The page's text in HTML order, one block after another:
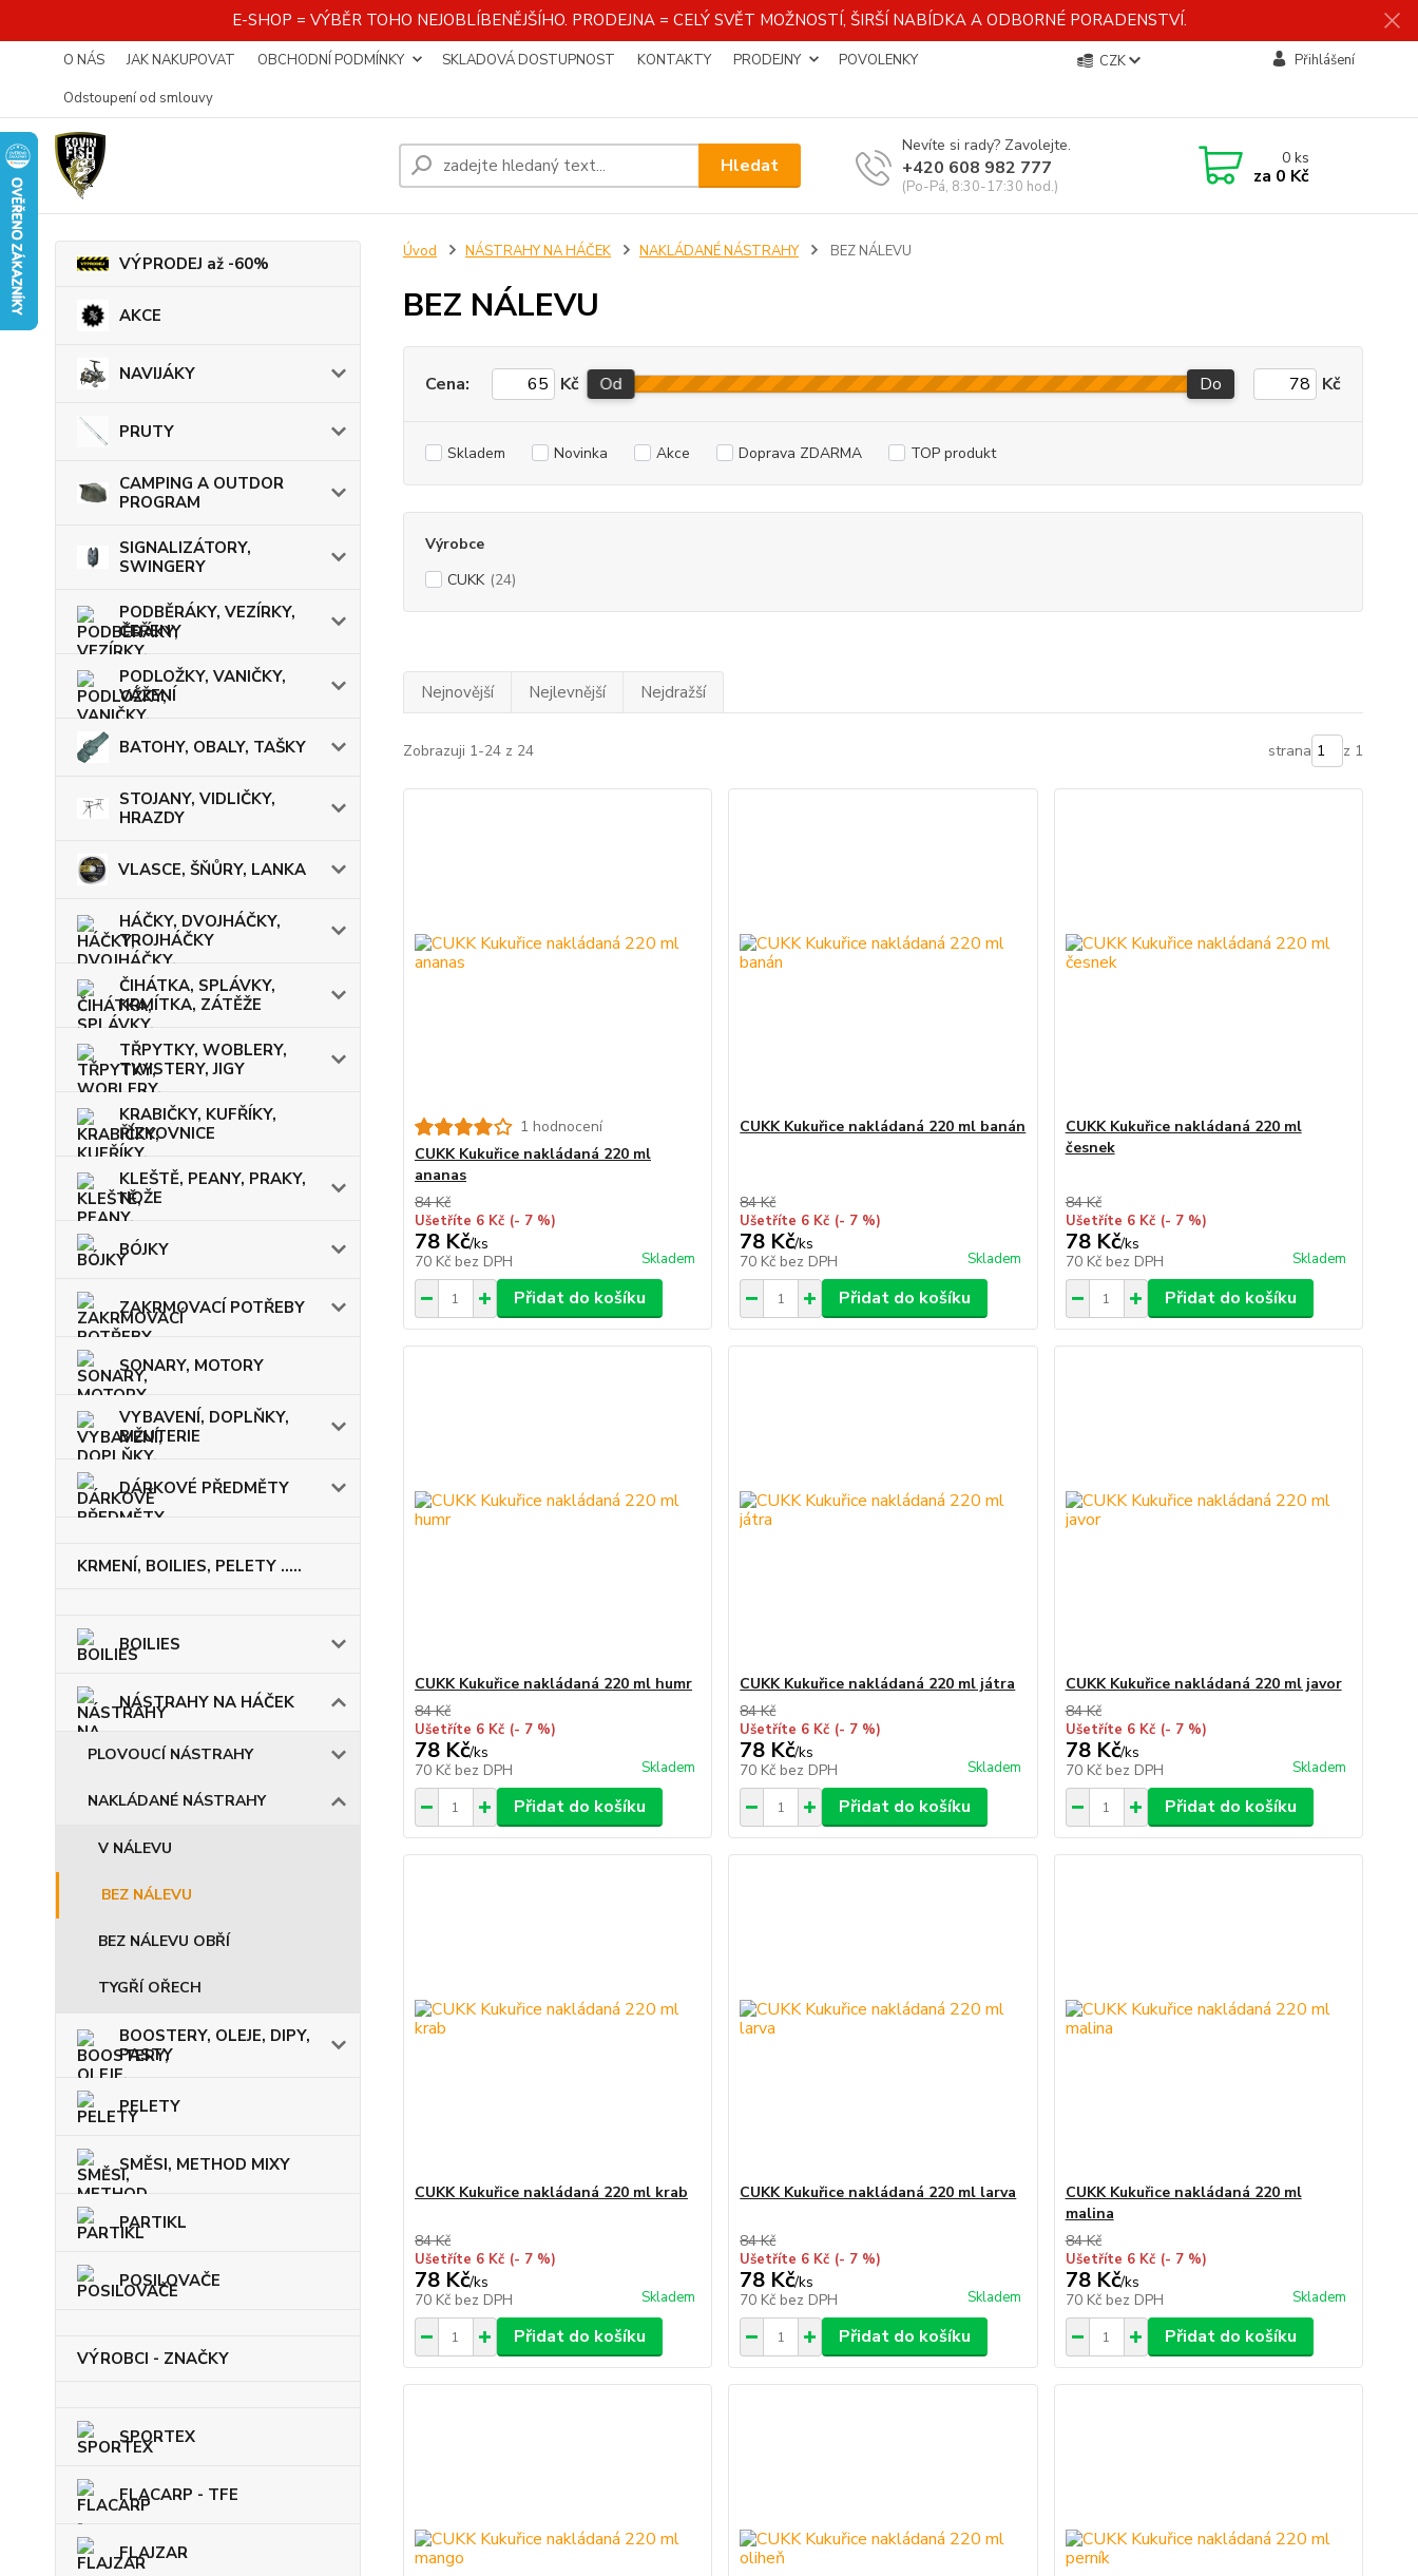
E-SHOP = VÝBĚR TOHO NEJOBLÍBENĚJŠÍHO. PRODEJNA = CELÝ SVĚT MOŽNOSTÍ, ŠIRŠÍ NABÍDKA A ODBORNÉ PORADENSTVÍ.
O NÁS JAK NAKUPOVAT OBCHODNÍ PODMÍNKY SKLADOVÁ DOSTUPNOST KONTAKTY PRODEJNY
POVOLENKY
Odstoupení od smlouvy
CZK Přihlášení
Hledat
Nevíte si rady? Zavolejte.
+420 608 982 777
(Po-Pá, 8:30-17:30 hod.)
0ks
za 0 Kč
VÝPRODEJ až -60%
AKCE
NAVIJÁKY
PRUTY
CAMPING A OUTDOR
PROGRAM
SIGNALIZÁTORY,
SWINGERY
PODBĚRÁKY, VEZÍRKY,
ČEŘENY
PODLOŽKY, VANIČKY,
VÁŽENÍ
BATOHY, OBALY, TAŠKY
STOJANY, VIDLIČKY,
HRAZDY
VLASCE, ŠŇŮRY, LANKA
HÁČKY, DVOJHÁČKY,
TROJHÁČKY
ČIHÁTKA, SPLÁVKY,
KRMÍTKA, ZÁTĚŽE
TŘPYTKY, WOBLERY,
TWISTERY, JIGY
KRABIČKY, KUFŘÍKY,
ŘÍZKOVNICE
KLEŠTĚ, PEANY, PRAKY,
NOŽE
BÓJKY
ZAKRMOVACÍ POTŘEBY
SONARY, MOTORY
VYBAVENÍ, DOPLŇKY,
BIŽUTERIE
DÁRKOVÉ PŘEDMĚTY
KRMENÍ, BOILIES, PELETY .....
BOILIES
NÁSTRAHY NA HÁČEK
PLOVOUCÍ NÁSTRAHY
NAKLÁDANÉ NÁSTRAHY
V NÁLEVU
BEZ NÁLEVU
BEZ NÁLEVU OBŘÍ
TYGŘÍ OŘECH
BOOSTERY, OLEJE, DIPY,
PASTY
PELETY
SMĚSI, METHOD MIXY
PARTIKL
POSILOVAČE
VÝROBCI - ZNAČKY
SPORTEX
FLACARP - TFE
FLAJZAR
Úvod NÁSTRAHY NA HÁČEK NAKLÁDANÉ NÁSTRAHY BEZ NÁLEVU
BEZ NÁLEVU
Cena: Kč Od Do Kč
Skladem Novinka Akce Doprava ZDARMA TOP produkt
Výrobce
CUKK (24)
Nejnovější Nejlevnější Nejdražší
Zobrazuji 1-24 z 24 strana z 1
1 hodnocení
CUKK Kukuřice nakládaná 220 ml
ananas
84 Kč
Ušetříte 6 Kč (- 7 %)
78 Kč/ks
70 Kč bez DPH Skladem
Přidat do košíku
CUKK Kukuřice nakládaná 220 ml banán
84 Kč
Ušetříte 6 Kč (- 7 %)
78 Kč/ks
70 Kč bez DPH Skladem
Přidat do košíku
CUKK Kukuřice nakládaná 220 ml
česnek
84 Kč
Ušetříte 6 Kč (- 7 %)
78 Kč/ks
70 Kč bez DPH Skladem
Přidat do košíku
CUKK Kukuřice nakládaná 220 ml humr
84 Kč
Ušetříte 6 Kč (- 7 %)
78 Kč/ks
70 Kč bez DPH Skladem
Přidat do košíku
CUKK Kukuřice nakládaná 220 ml játra
84 Kč
Ušetříte 6 Kč (- 7 %)
78 Kč/ks
70 Kč bez DPH Skladem
Přidat do košíku
CUKK Kukuřice nakládaná 220 ml javor
84 Kč
Ušetříte 6 Kč (- 7 %)
78 Kč/ks
70 Kč bez DPH Skladem
Přidat do košíku
CUKK Kukuřice nakládaná 220 ml krab
84 Kč
Ušetříte 6 Kč (- 7 %)
78 Kč/ks
70 Kč bez DPH Skladem
Přidat do košíku
CUKK Kukuřice nakládaná 220 ml larva
84 Kč
Ušetříte 6 Kč (- 7 %)
78 Kč/ks
70 Kč bez DPH Skladem
Přidat do košíku
CUKK Kukuřice nakládaná 220 ml
malina
84 Kč
Ušetříte 6 Kč (- 7 %)
78 Kč/ks
70 Kč bez DPH Skladem
Přidat do košíku